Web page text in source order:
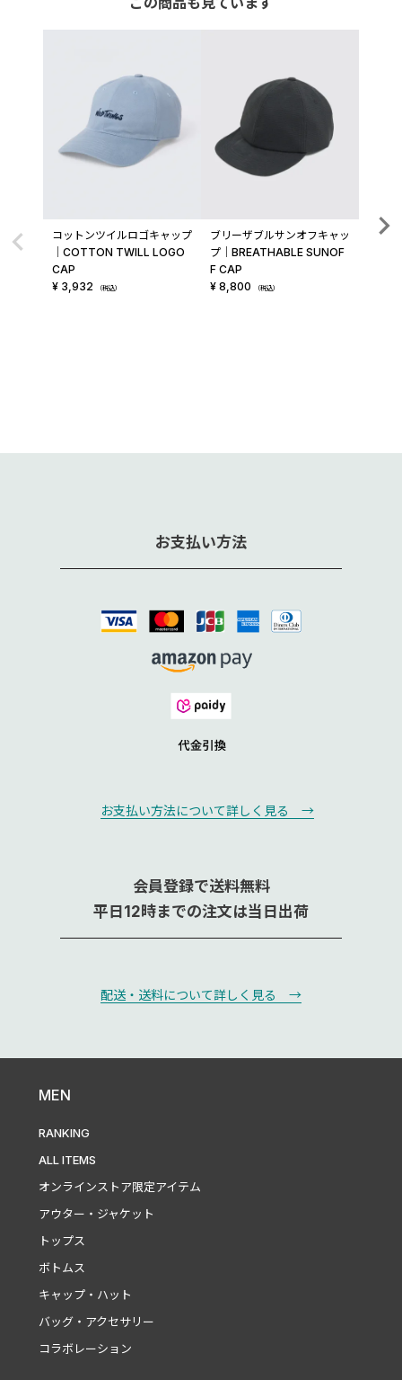
コットンツイルロゴキャップ
│COTTON TWILL LOGO
CAP
¥ 3,932 （税込）
ブリーザブルサンオフキャッ
プ│BREATHABLE SUNOF
F CAP
¥ 8,800 （税込）
ブリ
お支払い方法
お支払い方法について詳しく見る →
会員登録で送料無料
平日12時までの注文は当日出荷
配送・送料について詳しく見る →
MEN
RANKING
ALL ITEMS
オンラインストア限定アイテム
アウター・ジャケット
トップス
ボトムス
キャップ・ハット
バッグ・アクセサリー
コラボレーション